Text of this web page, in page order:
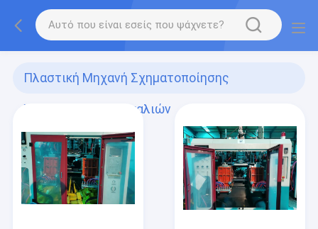
Πλαστική Μηχανή Σχηματοποίησης
Χτυπήματος Μπουκαλιών
(188)